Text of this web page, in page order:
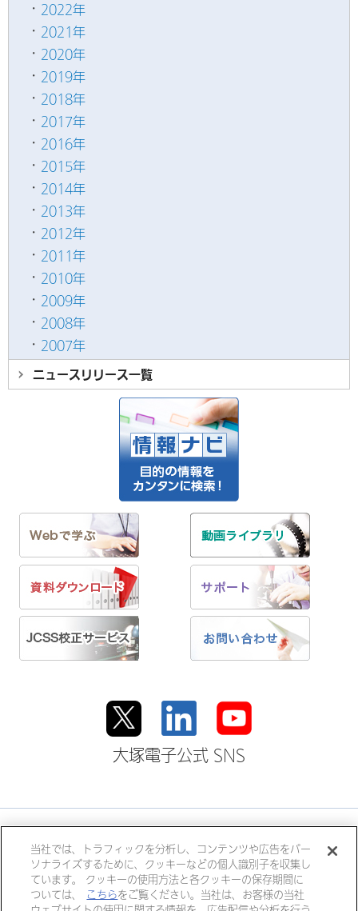
2022年
2021年
2020年
2019年
2018年
2017年
2016年
2015年
2014年
2013年
2012年
2011年
2010年
2009年
2008年
2007年
ニュースリリース一覧
大塚電子公式 SNS
大塚ホールディングス
大塚製薬 大塚製薬工場
大鵬薬品工業
大塚倉庫
大塚化学 大塚食品
当社では、トラフィックを分析し、コンテンツや広告をパー
ソナライズするために、クッキーなどの個人識別子を収集し
ています。 クッキーの使用方法と各クッキーの保存期間に
ついては、
こちらをご覧ください。当社は、お客様の当社